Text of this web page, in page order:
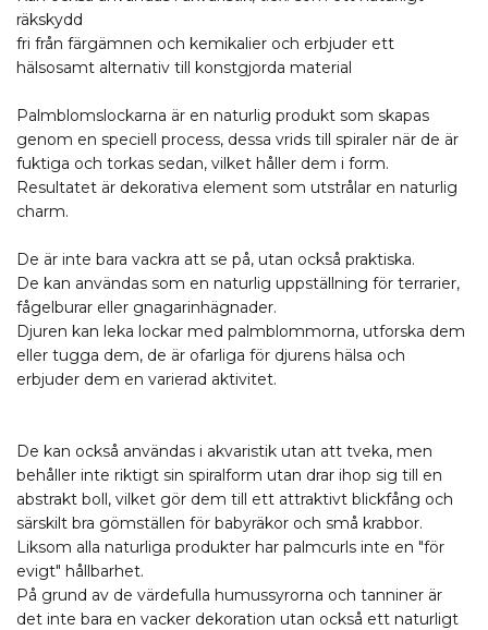
räkskydd
fri från färgämnen och kemikalier och erbjuder ett
hälsosamt alternativ till konstgjorda material
Palmblomslockarna är en naturlig produkt som skapas
genom en speciell process, dessa vrids till spiraler när de är
fuktiga och torkas sedan, vilket håller dem i form.
Resultatet är dekorativa element som utstrålar en naturlig
charm.
De är inte bara vackra att se på, utan också praktiska.
De kan användas som en naturlig uppställning för terrarier,
fågelburar eller gnagarinhägnader.
Djuren kan leka lockar med palmblommorna, utforska dem
eller tugga dem, de är ofarliga för djurens hälsa och
erbjuder dem en varierad aktivitet.
De kan också användas i akvaristik utan att tveka, men
behåller inte riktigt sin spiralform utan drar ihop sig till en
abstrakt boll, vilket gör dem till ett attraktivt blickfång och
särskilt bra gömställen för babyräkor och små krabbor.
Liksom alla naturliga produkter har palmcurls inte en "för
evigt" hållbarhet.
På grund av de värdefulla humussyrorna och tanniner är
det inte bara en vacker dekoration utan också ett naturligt